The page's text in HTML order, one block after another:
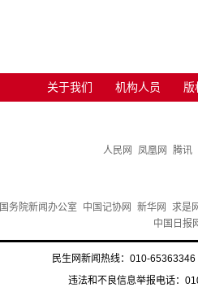
关于我们 机构人员 版
人民网 凤凰网 腾讯
国务院新闻办公室 中国记协网 新华网
求是
中国日报
民生网新闻热线：010-
违法和不良信息举报电话：